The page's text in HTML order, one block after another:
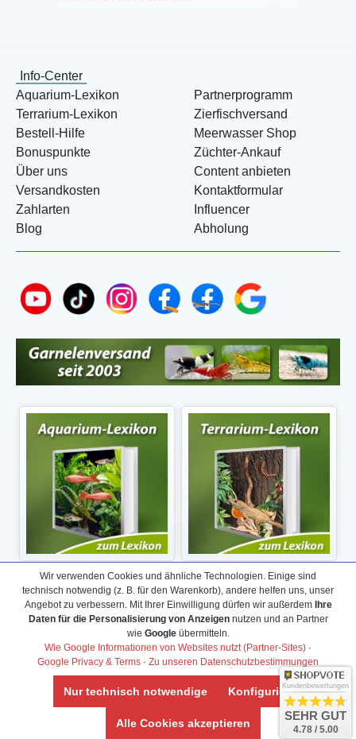
Info-Center
Aquarium-Lexikon
Terrarium-Lexikon
Bestell-Hilfe
Bonuspunkte
Über uns
Versandkosten
Zahlarten
Blog
Partnerprogramm
Zierfischversand
Meerwasser Shop
Züchter-Ankauf
Content anbieten
Kontaktformular
Influencer
Abholung
Wir verwenden Cookies und ähnliche Technologien. Einige sind
technisch notwendig (z. B. für den Warenkorb), andere helfen uns, unser
Angebot zu verbessern. Mit Ihrer Einwilligung dürfen wir außerdem Ihre
Daten für die Personalisierung von Anzeigennutzen und an Partner
wie Googleübermitteln.
Wie Google Informationen von Websites nutzt (Partner-Sites) ·
Google Privacy & Terms · Zu unseren Datenschutzbestimmungen
Nur technisch notwendige Konfigurieren
Alle Cookies akzeptieren
Kundenbewertungen
SEHR GUT
4.78 / 5.00